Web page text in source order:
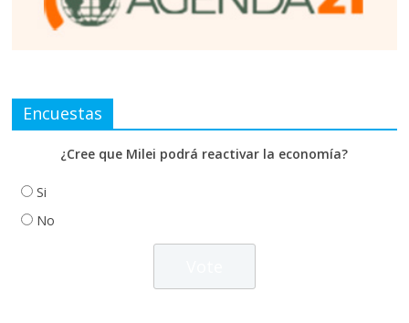
Encuestas
¿Cree que Milei podrá reactivar la economía?
Si
No